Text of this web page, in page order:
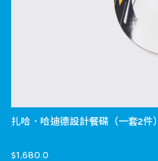
扎哈．哈迪德設計餐碟（一套2件）
$1,680.0